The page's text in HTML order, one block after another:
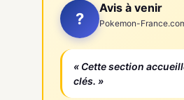
?
Avis à venir
Pokemon-
« Cette section
clés. »